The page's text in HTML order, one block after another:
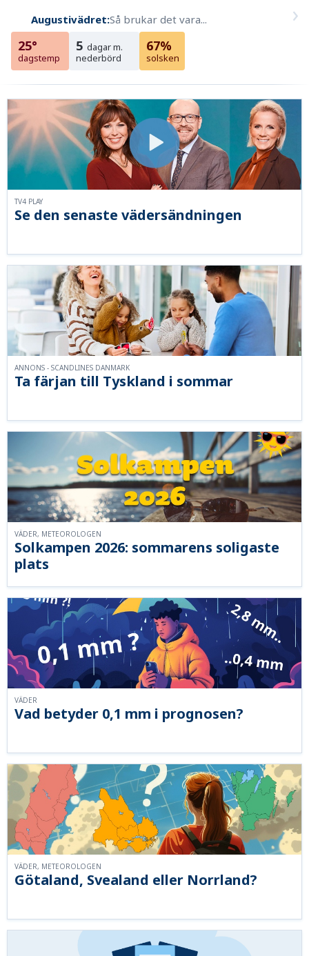
Augustivädret:Så brukar det vara...
25°
dagstemp
5 dagar m.
nederbörd
67%
solsken
Se den senaste vädersändningen
TV4 PLAY
Ta färjan till Tyskland i sommar
ANNONS - SCANDLINES DANMARK
Solkampen 2026: sommarens soligaste
plats
VÄDER, METEOROLOGEN
Vad betyder 0,1 mm i prognosen?
VÄDER
Götaland, Svealand eller Norrland?
VÄDER, METEOROLOGEN